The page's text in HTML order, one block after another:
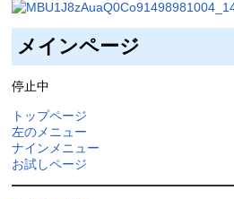
メインページ
停止中
トップページ
左のメニュー
ナインメニュー
お試しページ